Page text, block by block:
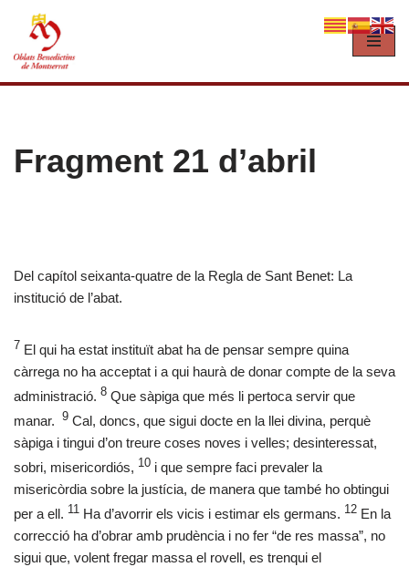
al
Fragment 21 d’abril
Del capítol seixanta-quatre de la Regla de Sant Benet: La
institució de l’abat.
7 El qui ha estat instituït abat ha de pensar sempre quina
càrrega no ha acceptat i a qui haurà de donar compte de la seva
administració. 8 Que sàpiga que més li pertoca servir que
manar.
9 Cal, doncs, que sigui docte en la llei divina, perquè
sàpiga i tingui d’on treure coses noves i velles; desinteressat,
sobri, misericordiós, 10 i que sempre faci prevaler la
misericòrdia sobre la justícia, de manera que també ho obtingui
per a ell. 11 Ha d’avorrir els vicis i estimar els germans. 12 En la
correcció ha d’obrar amb prudència i no fer “de res massa”, no
sigui que, volent fregar massa el rovell, es trenqui el